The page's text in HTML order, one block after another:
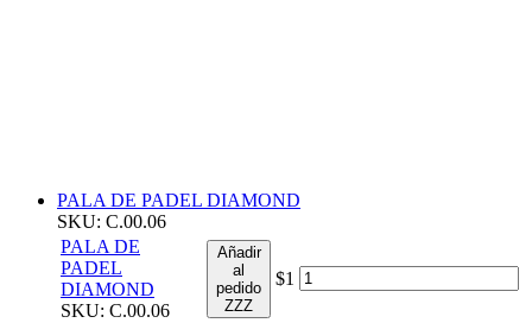
PALA DE PADEL DIAMOND
SKU: C.00.06
PALA DE
PADEL
DIAMOND
SKU: C.00.06
Añadir
al
pedido
ZZZ
$1